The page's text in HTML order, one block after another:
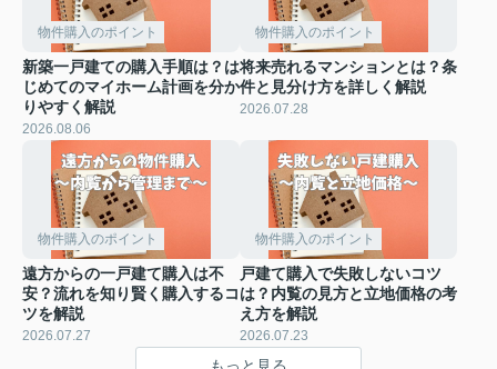
物件購入のポイント
新築一戸建ての購入手順は？は
じめてのマイホーム計画を分か
りやすく解説
2026.08.06
物件購入のポイント
将来売れるマンションとは？条
件と見分け方を詳しく解説
2026.07.28
物件購入のポイント
遠方からの一戸建て購入は不
安？流れを知り賢く購入するコ
ツを解説
2026.07.27
物件購入のポイント
戸建て購入で失敗しないコツ
は？内覧の見方と立地価格の考
え方を解説
2026.07.23